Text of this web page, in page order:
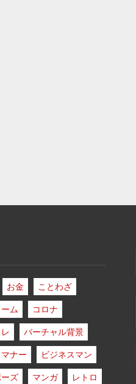
お金
ことわざ
ム
コロナ
バーチャル背景
ナー
ビジネスマン
ズ マンガ レトロ